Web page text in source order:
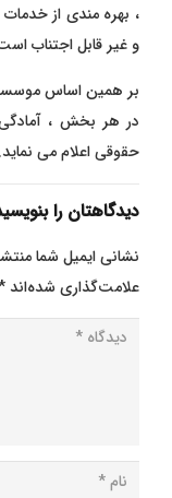
، بهره مندی از
و غیر قابل اجتناب
بر همین اساس
در هر بخش ،
حقوقی اعلام می نماید.
دیدگاهتان را
نشانی ایمیل شما
علامت‌گذاری شده‌اند